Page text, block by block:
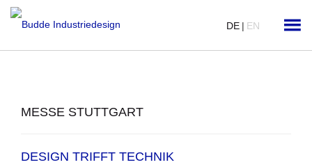
DE | EN
MESSE STUTTGART
DESIGN TRIFFT TECHNIK